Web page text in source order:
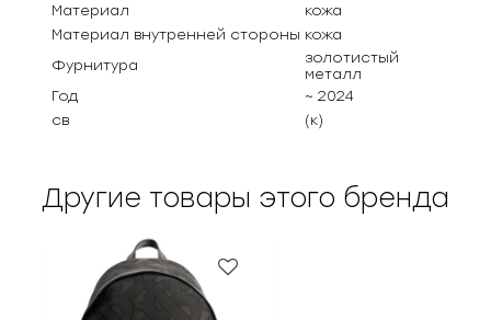
Материал
кожа
Материал внутренней стороны кожа
Фурнитура
золотистый
металл
Год
~ 2024
св
(к)
Другие товары этого бренда